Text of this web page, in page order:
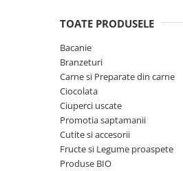
Sare de mare din Marea Nordului
Sare de mare din Oceanele Pacific
Sare de mare naturala din
Sare de roca
Sare marina
Sare speciala
Cesti, boluri, vesela
TOATE PRODUSELE
Bacanie
Branzeturi
Carne si Preparate din carne
Ciocolata
Ciuperci uscate
Promotia saptamanii
Cutite si accesorii
Fructe si Legume proaspete
Produse BIO